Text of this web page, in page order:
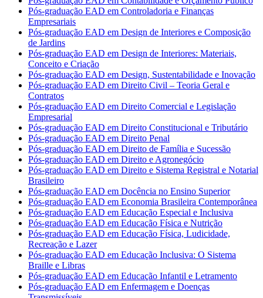
Pós-graduação EAD em Controladoria e Finanças
Empresariais
Pós-graduação EAD em Design de Interiores e Composição
de Jardins
Pós-graduação EAD em Design de Interiores: Materiais,
Conceito e Criação
Pós-graduação EAD em Design, Sustentabilidade e Inovação
Pós-graduação EAD em Direito Civil – Teoria Geral e
Contratos
Pós-graduação EAD em Direito Comercial e Legislação
Empresarial
Pós-graduação EAD em Direito Constitucional e Tributário
Pós-graduação EAD em Direito Penal
Pós-graduação EAD em Direito de Família e Sucessão
Pós-graduação EAD em Direito e Agronegócio
Pós-graduação EAD em Direito e Sistema Registral e Notarial
Brasileiro
Pós-graduação EAD em Docência no Ensino Superior
Pós-graduação EAD em Economia Brasileira Contemporânea
Pós-graduação EAD em Educação Especial e Inclusiva
Pós-graduação EAD em Educação Física e Nutrição
Pós-graduação EAD em Educação Física, Ludicidade,
Recreação e Lazer
Pós-graduação EAD em Educação Inclusiva: O Sistema
Braille e Libras
Pós-graduação EAD em Educação Infantil e Letramento
Pós-graduação EAD em Enfermagem e Doenças